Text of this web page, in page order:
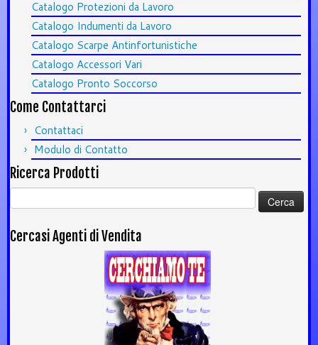
Catalogo Protezioni da Lavoro
Catalogo Indumenti da Lavoro
Catalogo Scarpe Antinfortunistiche
Catalogo Accessori Vari
Catalogo Pronto Soccorso
Come Contattarci
Contattaci
Modulo di Contatto
Ricerca Prodotti
Ricerca
per:
Cercasi Agenti di Vendita